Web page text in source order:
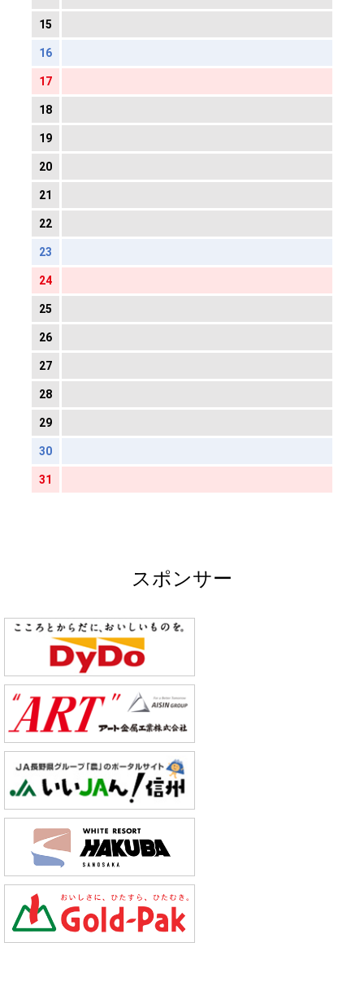
15
16
17
18
19
20
21
22
23
24
25
26
27
28
29
30
31
スポンサー